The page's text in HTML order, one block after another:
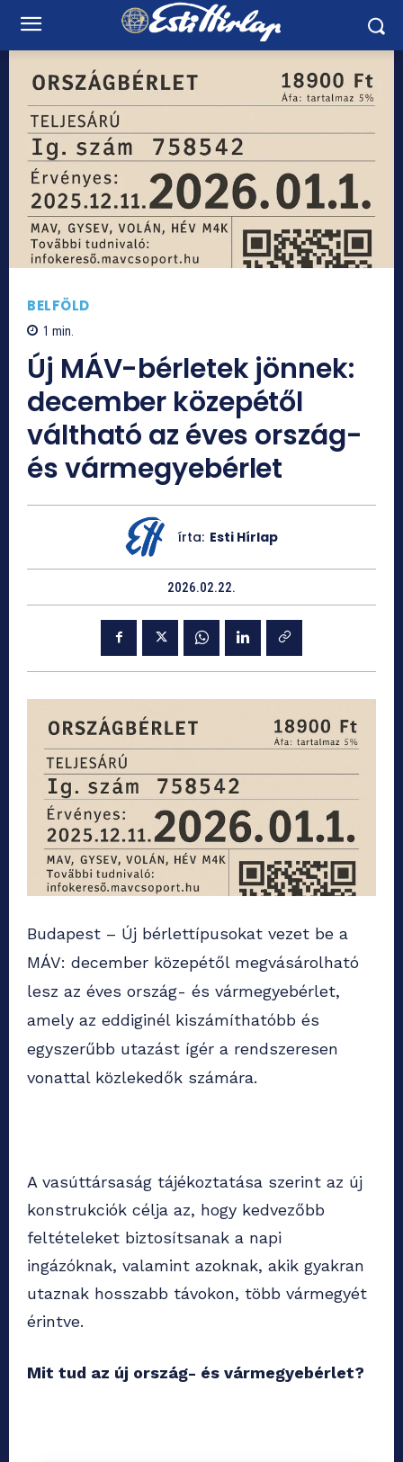
BELFÖLD
1 min.
Új MÁV-bérletek jönnek:
december közepétől
váltható az éves ország-
és vármegyebérlet
írta: Esti Hírlap
2026.02.22.
Budapest – Új bérlettípusokat vezet be a
MÁV: december közepétől megvásárolható
lesz az éves ország- és vármegyebérlet,
amely az eddiginél kiszámíthatóbb és
egyszerűbb utazást ígér a rendszeresen
vonattal közlekedők számára.
A vasúttársaság tájékoztatása szerint az új
konstrukciók célja az, hogy kedvezőbb
feltételeket biztosítsanak a napi
ingázóknak, valamint azoknak, akik gyakran
utaznak hosszabb távokon, több vármegyét
érintve.
Mit tud az új ország- és vármegyebérlet?